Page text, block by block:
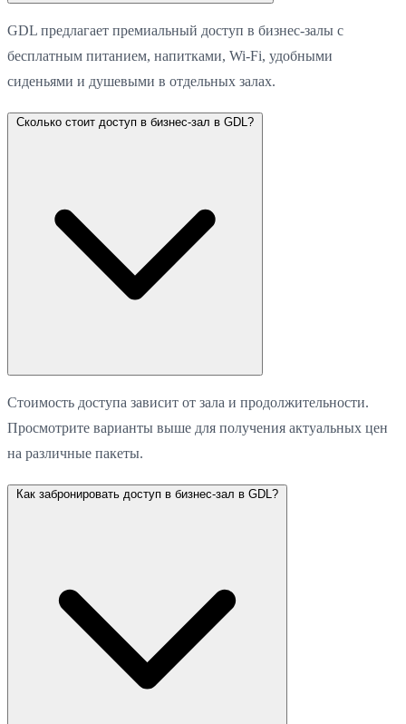
GDL предлагает премиальный доступ в бизнес-залы с
бесплатным питанием, напитками, Wi-Fi, удобными
сиденьями и душевыми в отдельных залах.
Сколько стоит доступ в бизнес-зал в GDL?
Стоимость доступа зависит от зала и продолжительности.
Просмотрите варианты выше для получения актуальных цен
на различные пакеты.
Как забронировать доступ в бизнес-зал в GDL?